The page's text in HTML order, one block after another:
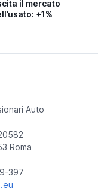
il mercato
+1%
Auto
Roma
397